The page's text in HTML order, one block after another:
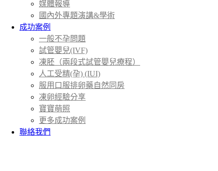
媒體報導
國內外專題演講&學術
成功案例
一般不孕問題
試管嬰兒(IVF)
凍胚（兩段式試管嬰兒療程）
人工受精(孕) (IUI)
服用口服排卵藥自然同房
凍卵經驗分享
寶寶萌照
更多成功案例
聯絡我們